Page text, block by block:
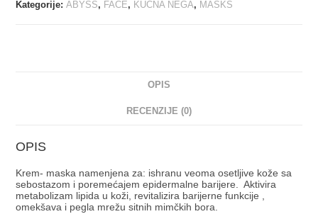
Kategorije:ABYSS, FACE, KUĆNA NEGA, MASKS
OPIS
RECENZIJE (0)
OPIS
Krem- maska namenjena za: ishranu veoma osetljive kože sa
sebostazom i poremećajem epidermalne barijere. Aktivira
metabolizam lipida u koži, revitalizira barijerne funkcije ,
omekšava i pegla mrežu sitnih mimčkih bora.